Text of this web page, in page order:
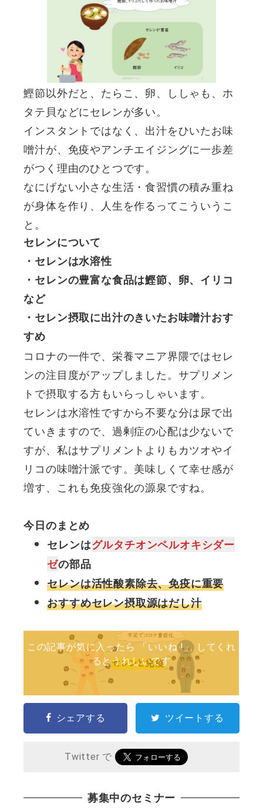
鰹節以外だと、たらこ、卵、ししゃも、ホ
タテ貝などにセレンが多い。
インスタントではなく、出汁をひいたお味
噌汁が、免疫やアンチエイジングに一歩差
がつく理由のひとつです。
なにげない小さな生活・食習慣の積み重ね
が身体を作り、人生を作るってこういうこ
と。
セレンについて
・セレンは水溶性
・セレンの豊富な食品は鰹節、卵、イリコ
など
・セレン摂取に出汁のきいたお味噌汁おす
すめ
コロナの一件で、栄養マニア界隈ではセレ
ンの注目度がアップしました。サプリメン
トで摂取する方もいらっしゃいます。
セレンは水溶性ですから不要な分は尿で出
ていきますので、過剰症の心配は少ないで
すが、私はサプリメントよりもカツオやイ
リコの味噌汁派です。美味しくて幸せ感が
増す、これも免疫強化の源泉ですね。
今日のまとめ
セレンはグルタチオンペルオキシダー
ゼの部品
セレンは活性酸素除去、免疫に重要
おすすめセレン摂取源はだし汁
この記事が気に入ったら 「いいね !」 してくれ
るとうれしいです
シェアする ツイートする
Twitter で
募集中のセミナー